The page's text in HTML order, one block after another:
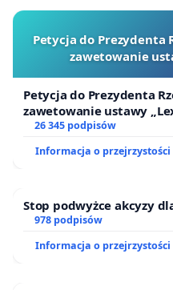
Petycja do Prezydenta
zawetowanie
Petycja do Prezydenta
zawetowanie ustawy
26 345 podpisów
Informacja o przejrzystości
Stop podwyżce akcyzy
978 podpisów
Informacja o przejrzystości